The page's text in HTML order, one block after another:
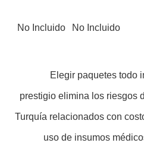
No Incluido
No Incluido
Elegir paquetes todo
prestigio elimina los riesgos
Turquía relacionados con
uso de insumos